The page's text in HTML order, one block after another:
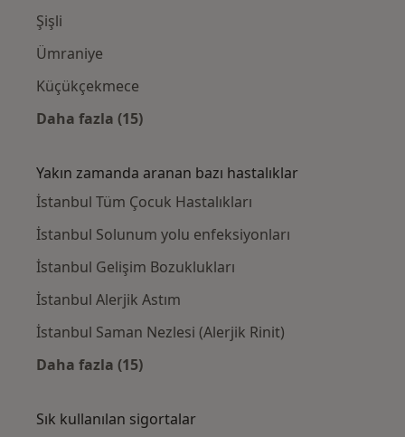
Şişli
Ümraniye
Küçükçekmece
Daha fazla (15)
Yakın zamanda aranan bazı hastalıklar
İstanbul Tüm Çocuk Hastalıkları
İstanbul Solunum yolu enfeksiyonları
İstanbul Gelişim Bozuklukları
İstanbul Alerjik Astım
İstanbul Saman Nezlesi (Alerjik Rinit)
Daha fazla (15)
Sık kullanılan sigortalar